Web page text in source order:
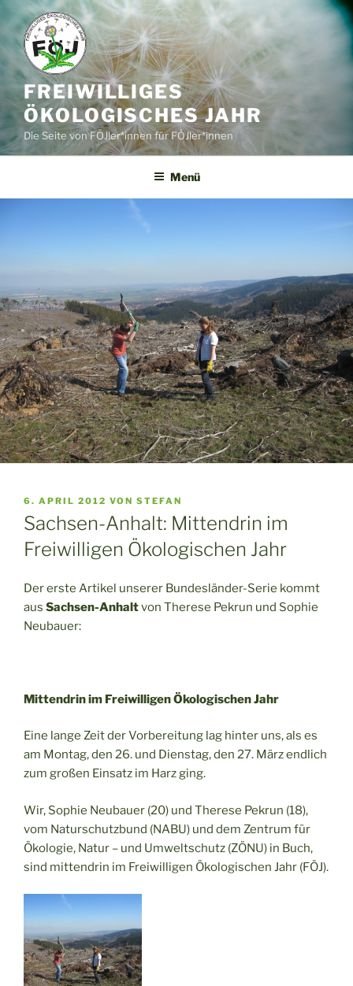
Inhalt
springen
FREIWILLIGES
ÖKOLOGISCHES JAHR
Die Seite von FÖJler*innen für FÖJler*innen
Menü
VERÖFFENTLICHT
AM
6. APRIL 2012 VON STEFAN
Sachsen-Anhalt: Mittendrin im
Freiwilligen Ökologischen Jahr
Der erste Artikel unserer Bundesländer-Serie kommt
aus Sachsen-Anhaltvon Therese Pekrun und Sophie
Neubauer:
Mittendrin im Freiwilligen Ökologischen Jahr
Eine lange Zeit der Vorbereitung lag hinter uns, als es
am Montag, den 26. und Dienstag, den 27. März endlich
zum großen Einsatz im Harz ging.
Wir, Sophie Neubauer (20) und Therese Pekrun (18),
vom Naturschutzbund (NABU) und dem Zentrum für
Ökologie, Natur – und Umweltschutz (ZÖNU) in Buch,
sind mittendrin im Freiwilligen Ökologischen Jahr (FÖJ).